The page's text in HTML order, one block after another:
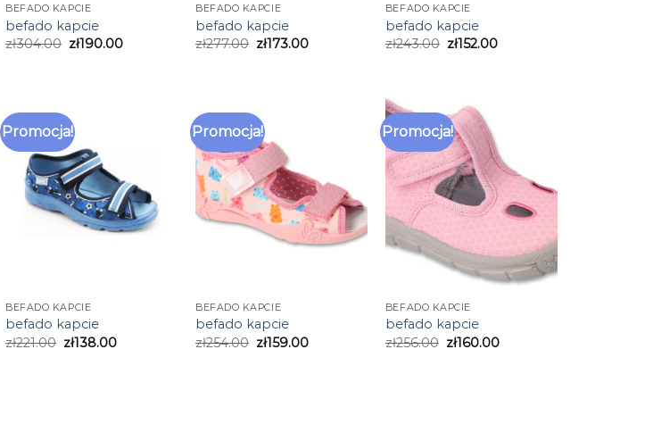
BEFADO KAPCIE
befado kapcie
zł304.00 zł190.00
BEFADO KAPCIE
befado kapcie
zł277.00 zł173.00
BEFADO KAPCIE
befado kapcie
zł243.00 zł152.00
Promocja!
BEFADO KAPCIE
befado kapcie
zł221.00 zł138.00
Promocja!
BEFADO KAPCIE
befado kapcie
zł254.00 zł159.00
Promocja!
BEFADO KAPCIE
befado kapcie
zł256.00 zł160.00